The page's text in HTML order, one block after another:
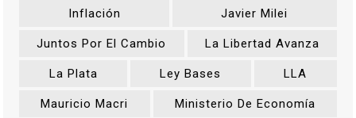
Inflación Javier Milei
Juntos Por El Cambio La Libertad Avanza
La Plata Ley Bases LLA
Mauricio Macri Ministerio De Economía